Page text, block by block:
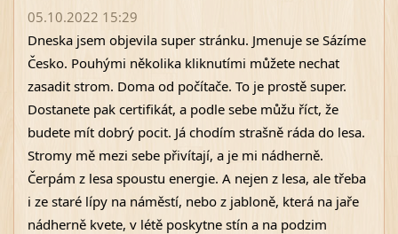
05.10.2022 15:29
Dneska jsem objevila super stránku. Jmenuje se Sázíme
Česko. Pouhými několika kliknutími můžete nechat
zasadit strom. Doma od počítače. To je prostě super.
Dostanete pak certifikát, a podle sebe můžu říct, že
budete mít dobrý pocit. Já chodím strašně ráda do lesa.
Stromy mě mezi sebe přivítají, a je mi nádherně.
Čerpám z lesa spoustu energie. A nejen z lesa, ale třeba
i ze staré lípy na náměstí, nebo z jabloně, která na jaře
nádherně kvete, v létě poskytne stín a na podzim